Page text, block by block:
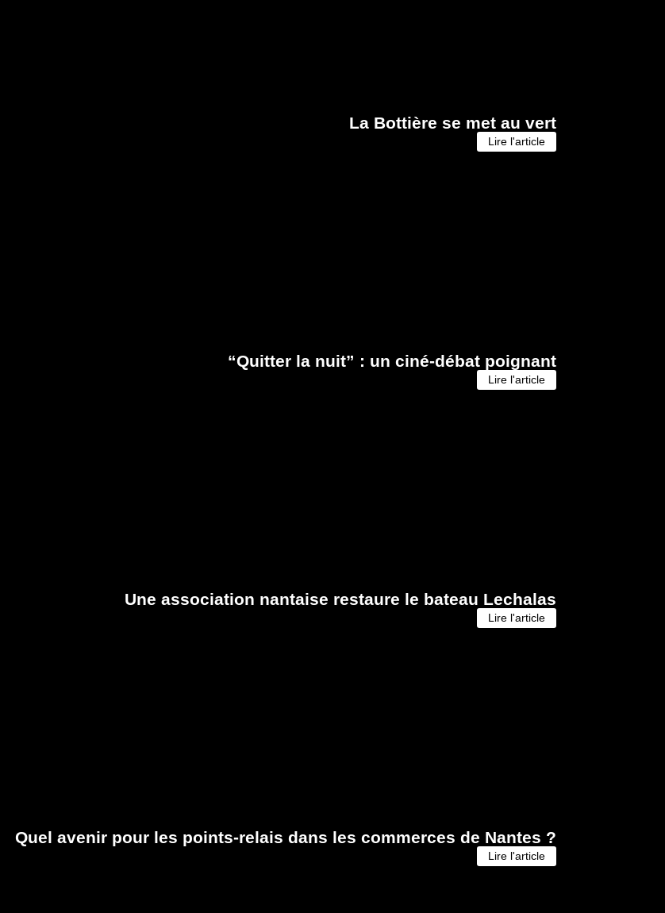
La Bottière se met au vert
Lire l'article
“Quitter la nuit” : un ciné-débat poignant
Lire l'article
Une association nantaise restaure le bateau Lechalas
Lire l'article
Quel avenir pour les points-relais dans les commerces de Nantes ?
Lire l'article